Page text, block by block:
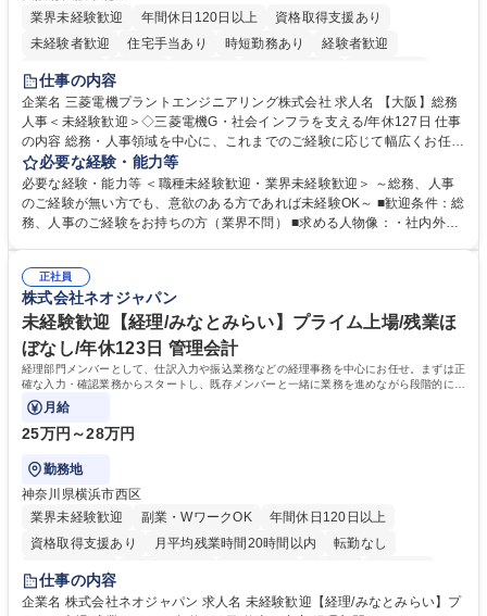
業界未経験歓迎
年間休日120日以上
資格取得支援あり
未経験者歓迎
住宅手当あり 時短勤務あり
経験者歓迎
退職金あり
駅近5分以内
土日祝休み 服装自由 寮・社宅あり 食事補助あり
仕事の内容
企業名 三菱電機プラントエンジニアリング株式会社 求人名 【大阪】総務
人事＜未経験歓迎＞◇三菱電機G・社会インフラを支える/年休127日 仕事
の内容 総務・人事領域を中心に、これまでのご経験に応じて幅広くお任せ
します。 ＜具体的には＞ ・総務/人事労務（給与・社保・勤怠管理など）
・採用・教育研修 ・福利厚生運用 など ※基本的には事務所勤務ですが、
採用や教育等の業務内容により、関西圏以外への日帰り・宿泊を伴う国内
出張もございます。 ※担当業務を持ちつつ、お互いに助け合いながら、総
必要な経験・能力等
必要な経験・能力等 ＜職種未経験歓迎・業界未経験歓迎＞ ～総務、人事
のご経験が無い方でも、意欲のある方であれば未経験OK～ ■歓迎条件：総
務、人事のご経験をお持ちの方（業界不問） ■求める人物像：・社内外の
正社員
株式会社ネオジャパン
未経験歓迎【経理/みなとみらい】プライム上場/残業ほ
ぼなし/年休123日 管理会計
経理部門メンバーとして、仕訳入力や振込業務などの経理事務を中心にお任せ。まずは正
確な入力・確認業務からスタートし、既存メンバーと一緒に業務を進めながら段階的に経
理知識を身につけていただきます。
月給
25万円～28万円
勤務地
神奈川県横浜市西区
業界未経験歓迎
副業・WワークOK
年間休日120日以上
資格取得支援あり
月平均残業時間20時間以内
転勤なし
未経験者歓迎
完全週休2日制
交通費支給 駅近5分以内 土日祝休み
服装自由
仕事の内容
企業名 株式会社ネオジャパン 求人名 未経験歓迎【経理/みなとみらい】プ